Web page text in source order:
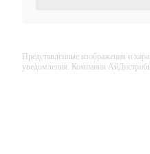
Представленные изображения и
уведомления. Компания